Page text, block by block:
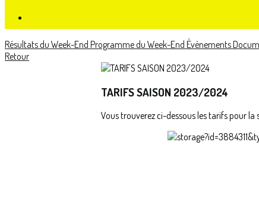
Résultats du Week-End Programme du Week-End Évènements
Retour
TARIFS SAISON 2023/2024
Vous trouverez ci-dessous les tarifs pour